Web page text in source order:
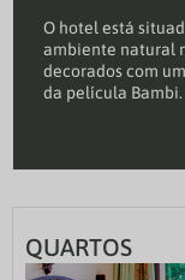
O hotel está
ambiente natural
decorados com
da película Bambi.
QUARTOS